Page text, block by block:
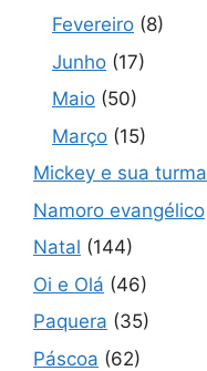
Fevereiro (8)
Junho (17)
Maio (50)
Março (15)
Mickey e sua turma
Namoro evangélico
Natal (144)
Oi e Olá (46)
Paquera (35)
Páscoa (62)